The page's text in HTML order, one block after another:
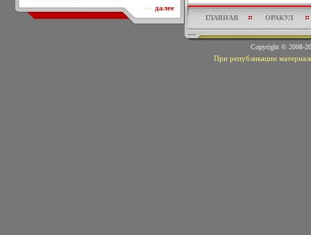
>> далее
ГЛАВНАЯ ОРАКУЛ
Copyright © 2008-
При републикации